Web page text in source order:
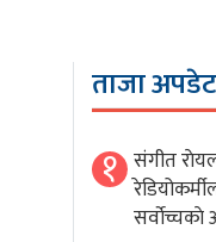
ताजा अपडेट
१ संगीत